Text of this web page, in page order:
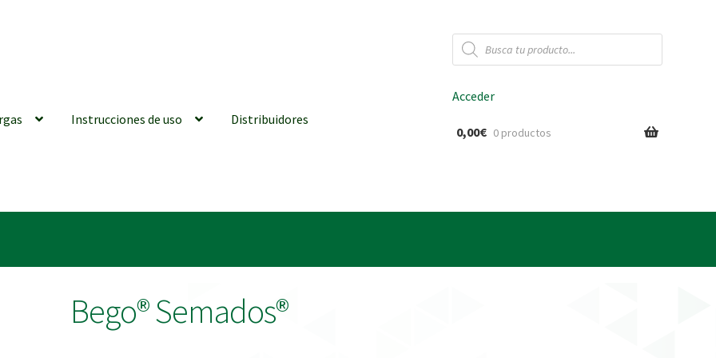
Búsqueda
de
productos
Instrucciones de uso Distribuidores
| Tienda Online!
Acceder
0,00€ 0 productos
Bego® Semados®